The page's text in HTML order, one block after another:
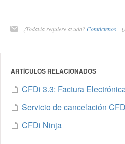
¿Todavía requiere ayuda? Contáctenos
ARTÍCULOS RELACIONADOS
CFDi 3.3: Factura
Servicio de cancelación
CFDi Ninja